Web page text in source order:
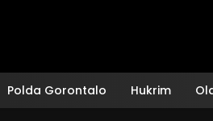
Polda Gorontalo Hukrim